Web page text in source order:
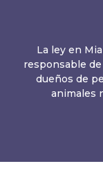
La ley en
responsable
dueños de
animales